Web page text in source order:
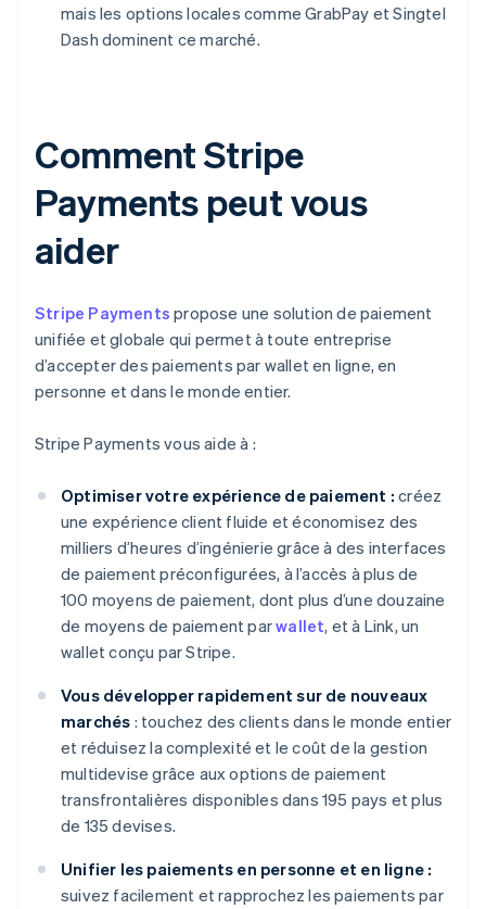
mais les options locales comme GrabPay et Singtel
Dash dominent ce marché.
Comment Stripe
Payments peut vous
aider
Stripe Payments propose une solution de paiement
unifiée et globale qui permet à toute entreprise
d’accepter des paiements par wallet en ligne, en
personne et dans le monde entier.
Stripe Payments vous aide à :
Optimiser votre expérience de paiement : créez
une expérience client fluide et économisez des
milliers d’heures d’ingénierie grâce à des interfaces
de paiement préconfigurées, à l’accès à plus de
100 moyens de paiement, dont plus d’une douzaine
de moyens de paiement parwallet, et à Link, un
wallet conçu par Stripe.
Vous développer rapidement sur de nouveaux
marchés : touchez des clients dans le monde entier
et réduisez la complexité et le coût de la gestion
multidevise grâce aux options de paiement
transfrontalières disponibles dans 195 pays et plus
de 135 devises.
Unifier les paiements en personne et en ligne :
suivez facilement et rapprochez les paiements par